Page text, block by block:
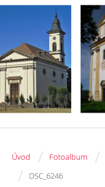
Úvod / Fotoalbum /
/ DSC_6246